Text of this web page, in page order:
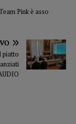
Pink è asso
piatto